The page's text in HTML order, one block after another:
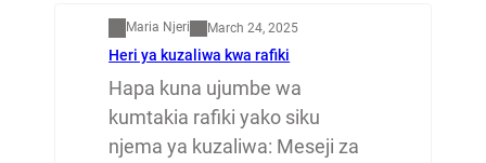
Maria Njeri March 24, 2025
Heri ya kuzaliwa kwa rafiki
Hapa kuna ujumbe wa
kumtakia rafiki yako siku
njema ya kuzaliwa: Meseji za